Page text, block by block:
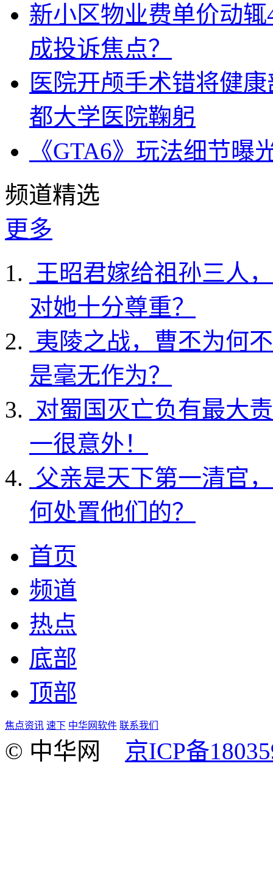
新小区物业费单价动
成投诉焦点？
医院开颅手术错将健
都大学医院鞠躬
《GTA6》玩法细节
频道精选
更多
王昭君嫁给祖孙三人
对她十分尊重？
夷陵之战，曹丕为何
是毫无作为？
对蜀国灭亡负有最大
一很意外！
父亲是天下第一清官
何处置他们的？
首页
频道
热点
底部
顶部
焦点资讯 速下 中华网软件 联系我们
© 中华网 京ICP备